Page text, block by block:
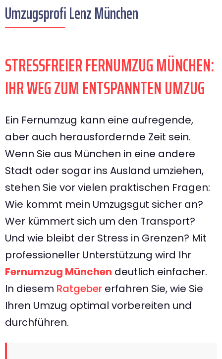
Umzugsprofi Lenz München
STRESSFREIER FERNUMZUG MÜNCHEN:
IHR WEG ZUM ENTSPANNTEN UMZUG
Ein Fernumzug kann eine aufregende,
aber auch herausfordernde Zeit sein.
Wenn Sie aus München in eine andere
Stadt oder sogar ins Ausland umziehen,
stehen Sie vor vielen praktischen Fragen:
Wie kommt mein Umzugsgut sicher an?
Wer kümmert sich um den Transport?
Und wie bleibt der Stress in Grenzen? Mit
professioneller Unterstützung wird Ihr
Fernumzug München deutlich einfacher.
In diesem Ratgeber erfahren Sie, wie Sie
Ihren Umzug optimal vorbereiten und
durchführen.